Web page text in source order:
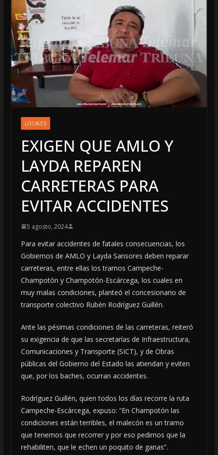
LOCALES
EXIGEN QUE AMLO Y
LAYDA REPAREN
CARRETERAS PARA
EVITAR ACCIDENTES
5 agosto, 2024
Para evitar accidentes de fatales consecuencias, los
Gobiernos de AMLO y Layda Sansores deben reparar
carreteras, entre ellas los tramos Campeche-
Champotón y Champotón-Escárcega, los cuales en
muy malas condiciones, planteó el concesionario de
transporte colectivo Rubén Rodríguez Guillén.
Ante las pésimas condiciones de las carreteras, reiteró
su exigencia de que las secretarías de Infraestructura,
Comunicaciones y Transporte (SICT), y de Obras
públicas del Gobierno del Estado las atiendan y eviten
que, por los baches, ocurran accidentes.
Rodríguez Guillén, quien todos los días recorre la ruta
Campeche-Escárcega, expuso: “En Champotón las
condiciones están terribles, el malecón es un tramo
que tenemos que recorrer y por eso pedimos que la
rehabiliten, que le echen un poquito de ganas”.